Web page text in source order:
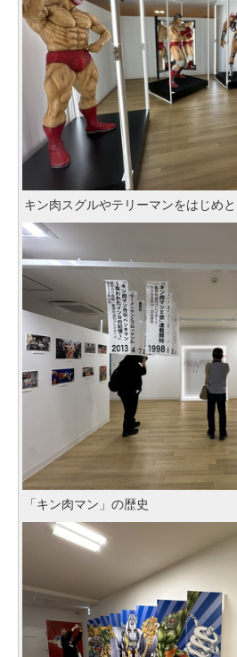
キン肉スグルやテリーマンをはじめ
「キン肉マン」の歴史